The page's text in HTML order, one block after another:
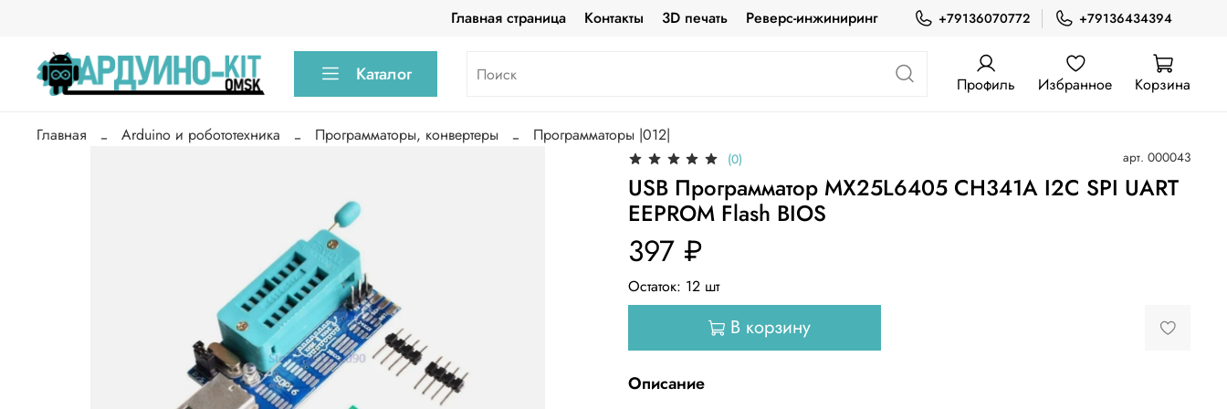
Главная страница Контакты 3D печать Реверс-инжиниринг +79136070772 +79136434394
Каталог Профиль Избранное Корзина
Главная Arduino и робототехника Программаторы, конвертеры Программаторы |012|
(0) арт. 000043
USB Программатор MX25L6405 CH341A I2C SPI UART
EEPROM Flash BIOS
397 ₽
Остаток: 12 шт
В корзину
Описание